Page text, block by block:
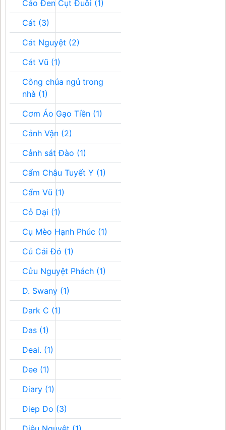
Cáo Đen Cụt Đuôi (1)
Cát (3)
Cát Nguyệt (2)
Cát Vũ (1)
Công chúa ngủ trong
nhà (1)
Cơm Áo Gạo Tiền (1)
Cảnh Vận (2)
Cảnh sát Đào (1)
Cẩm Châu Tuyết Y (1)
Cẩm Vũ (1)
Cỏ Dại (1)
Cụ Mèo Hạnh Phúc (1)
Củ Cải Đỏ (1)
Cửu Nguyệt Phách (1)
D. Swany (1)
Dark C (1)
Das (1)
Deai. (1)
Dee (1)
Diary (1)
Diep Do (3)